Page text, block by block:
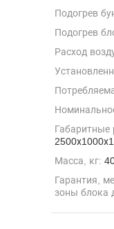
Подогрев
Подогрев
Расход
Масса, кг:
Гарантия,
зоны блока